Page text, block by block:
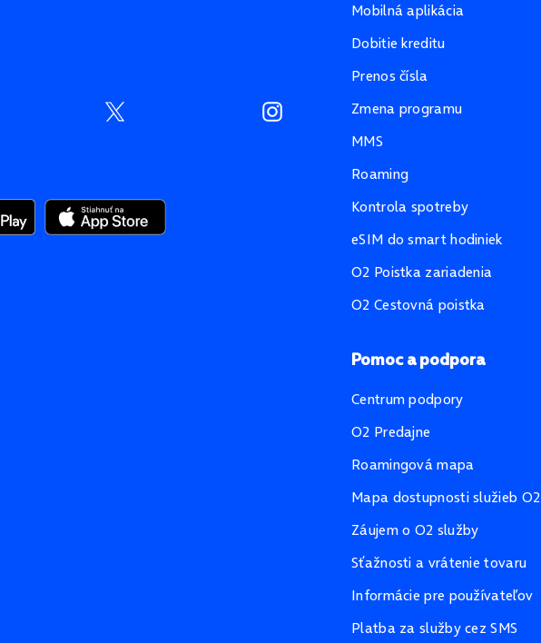
Mobilná aplikácia
Dobitie kreditu
Prenos čísla
Zmena programu
MMS
Roaming
Kontrola spotreby
eSIM do smart hodiniek
O2 Poistka zariadenia
O2 Cestovná poistka
Pomoc a podpora
Centrum podpory
O2 Predajne
Roamingová mapa
Mapa dostupnosti služieb O2
Záujem o O2 služby
Sťažnosti a vrátenie tovaru
Informácie pre používateľov
Platba za služby cez SMS